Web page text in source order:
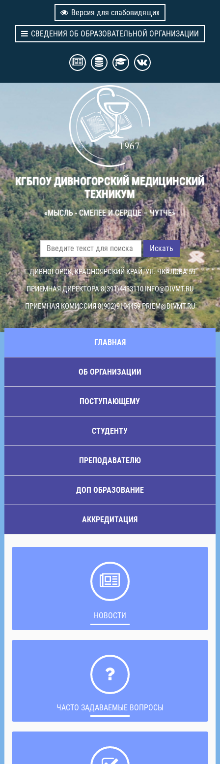
Версия для слабовидящих
СВЕДЕНИЯ ОБ ОБРАЗОВАТЕЛЬНОЙ ОРГАНИЗАЦИИ
КГБПОУ ДИВНОГОРСКИЙ МЕДИЦИНСКИЙ
ТЕХНИКУМ
«МЫСЛЬ - СМЕЛЕЕ И СЕРДЦЕ – ЧУТЧЕ»
Искать
Г. ДИВНОГОРСК, КРАСНОЯРСКИЙ КРАЙ, УЛ. ЧКАЛОВА 59
ПРИЕМНАЯ ДИРЕКТОРА 8(391)4433110INFO@DIVMT.RU
ПРИЕМНАЯ КОМИССИЯ 8(902)9104459PRIEM@DIVMT.RU
ГЛАВНАЯ
ОБ ОРГАНИЗАЦИИ
ПОСТУПАЮЩЕМУ
СТУДЕНТУ
ПРЕПОДАВАТЕЛЮ
ДОП ОБРАЗОВАНИЕ
АККРЕДИТАЦИЯ
НОВОСТИ
ЧАСТО ЗАДАВАЕМЫЕ ВОПРОСЫ